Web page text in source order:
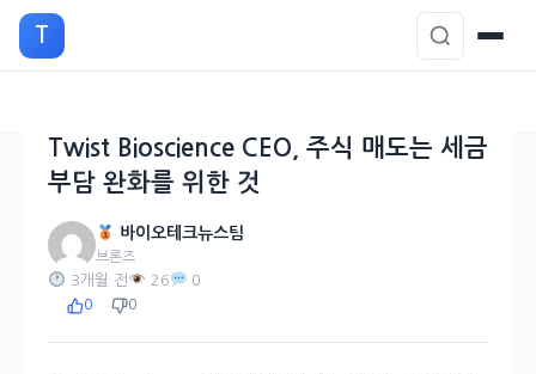
으
T
Twist Bioscience CEO, 주식 매도는 세금
부담 완화를 위한 것
바이오테크뉴스팀
브론즈
3개월 전 26 0
0 0